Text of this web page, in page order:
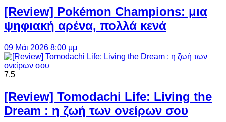
[Review] Pokémon Champions: μια
ψηφιακή αρένα, πολλά κενά
09 Μάι 2026 8:00 μμ
7.5
[Review] Tomodachi Life: Living the
Dream : η ζωή των ονείρων σου